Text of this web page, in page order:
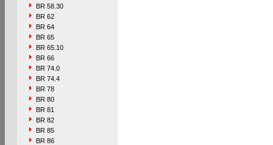
BR 58.30
BR 62
BR 64
BR 65
BR 65.10
BR 66
BR 74.0
BR 74.4
BR 78
BR 80
BR 81
BR 82
BR 85
BR 86